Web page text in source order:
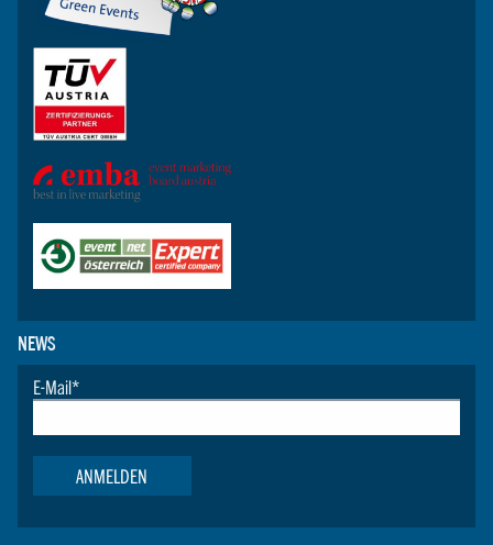
NEWS
E-Mail*
ANMELDEN